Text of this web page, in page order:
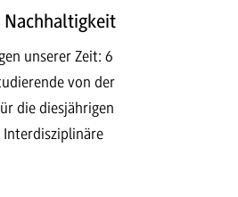
unserer Zeit: 6
von der
die diesjährigen
Interdisziplinäre